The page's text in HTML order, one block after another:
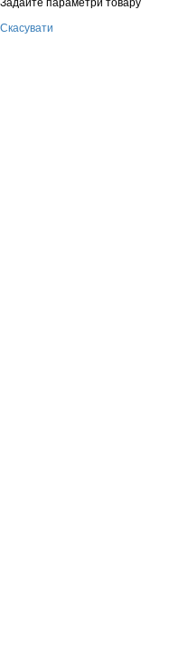
Задайте параметри товару
Скасувати